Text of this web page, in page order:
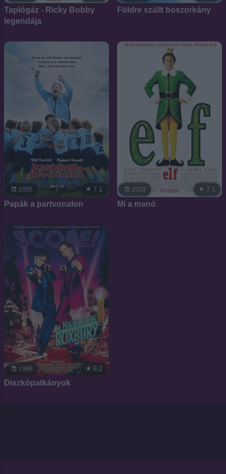
Taplógáz - Ricky Bobby
legendája
Földre szállt boszorkány
2005 7.1
Papák a partvonalon
2003 7.1
Mi a manó
1998 6.2
Diszkópatkányok